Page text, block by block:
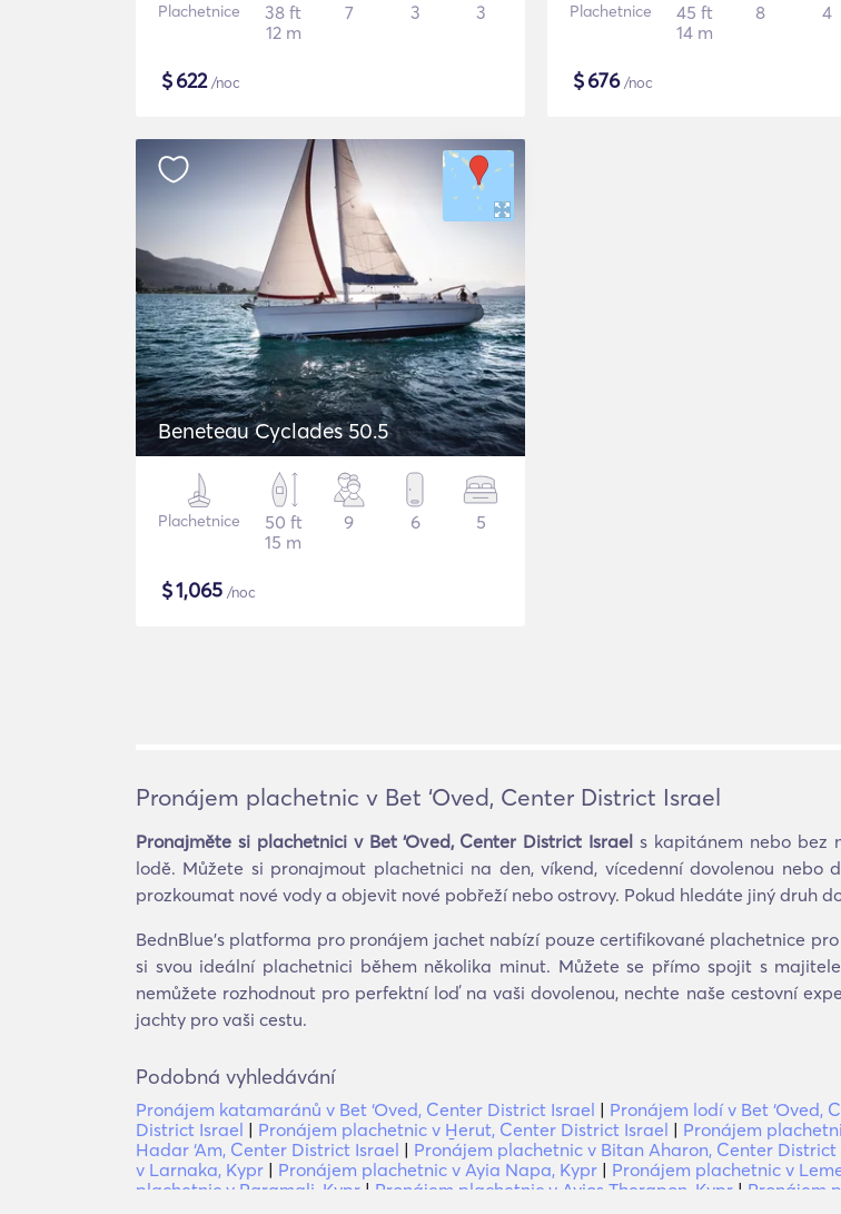
Plachetnice
38 ft
12 m
7 3 3
$622/noc
Plachetnice
45 ft
14 m
8 4
$676/noc
Beneteau Cyclades 50.5
Plachetnice
50 ft
15 m
9 6 5
$1,065 /noc
Pronájem plachetnic v Bet ‘Oved, Center District Israel
Pronajměte si plachetnici v Bet ‘Oved, Center District Israel s kapitánem nebo bez
lodě. Můžete si pronajmout plachetnici na den, víkend, vícedenní dovolenou nebo
prozkoumat nové vody a objevit nové pobřeží nebo ostrovy. Pokud hledáte jiný druh
BednBlue's platforma pro pronájem jachet nabízí pouze certifikované plachetnice
si svou ideální plachetnici během několika minut. Můžete se přímo spojit s
nemůžete rozhodnout pro perfektní loď na vaši dovolenou, nechte naše cestovní
jachty pro vaši cestu.
Podobná vyhledávání
Pronájem katamaránů v Bet ‘Oved, Center District Israel | Pronájem lodí v Bet ‘Oved,
District Israel | Pronájem plachetnic v H̱erut, Center District Israel | Pronájem
Hadar ‘Am, Center District Israel | Pronájem plachetnic v Bitan Aharon, Center District
v Larnaka, Kypr | Pronájem plachetnic v Ayia Napa, Kypr | Pronájem plachetnic v
plachetnic v Paramali, Kypr | Pronájem plachetnic v Ayios Therapon, Kypr | Pronájem